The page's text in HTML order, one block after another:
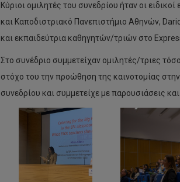
Κύριοι ομιλητές του συνεδρίου ήταν οι
και Καποδιστριακό Πανεπιστήμιο Αθηνών,
και εκπαιδεύτρια καθηγητών/τριών στο
Στο συνέδριο συμμετείχαν ομιλητές/τριες
στόχο του την προώθηση της καινοτομίας
συνεδρίου και συμμετείχε με παρουσιάσεις